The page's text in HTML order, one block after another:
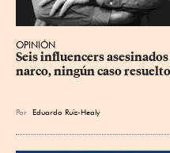
OPINIÓN
Seis influencers
narco, ningún caso resuelto
Por Eduardo Ruiz-Healy